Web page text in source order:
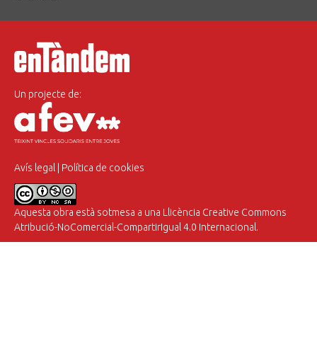
Un projecte de:
Avís legal Política de cookies
Aquesta obra està sotmesa a una Llicència Creative Commons
Atribució-NoComercial-CompartirIgual 4.0 Internacional.